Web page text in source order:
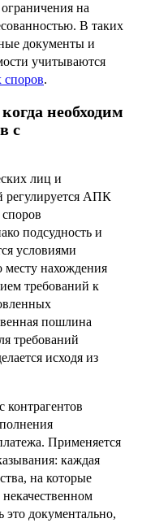
на
В таких
документы и
учитываются
споров.
необходим
с
лиц и
регулируется АПК
подсудность и
условиями
нахождения
требований к
пошлина
требований
исходя из
Применяется
каждая
на которые
некачественном
документально,